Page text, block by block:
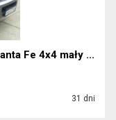
Fe 4x4 mały ...
31 dni